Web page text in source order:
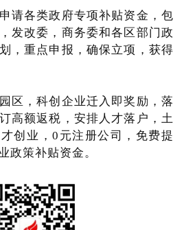
请各类政府专项补贴资金，包
发改委，商务委和各区部门政
，重点申报，确保立项，获得
区，科创企业迁入即奖励，落
高额返税，安排人才落户，土
创业，0元注册公司，免费提
政策补贴资金。